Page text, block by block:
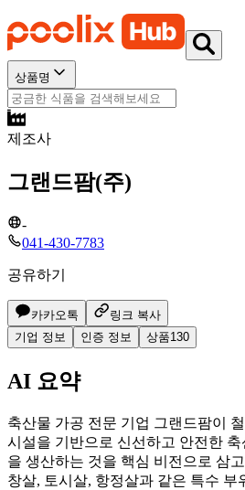
상품명
제조사
그랜드팜(주)
-
041-430-7783
공유하기
카카오톡
링크 복사
기업 정보
인증 정보 상품130
AI 요약
축산물 가공 전문 기업 그랜드팜이
시설을 기반으로 신선하고 안전한
을 생산하는 것을 핵심 비전으로 삼
창살, 토시살, 항정살과 같은 특수